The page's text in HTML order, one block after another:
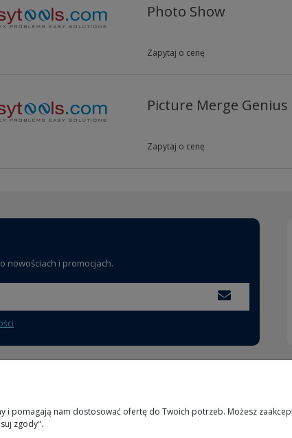
Photo Show
Zapytaj o cenę
Picture Merge Genius
Zapytaj o cenę
nowościach i promocjach.
Logowanie
pomagają nam dostosować ofertę do Twoich potrzeb. Możesz
zgody".